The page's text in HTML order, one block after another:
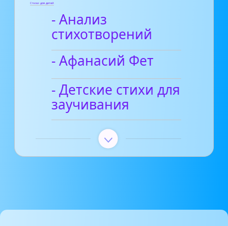
Стихи для детей
- Анализ
стихотворений
- Афанасий Фет
- Детские стихи для
заучивания